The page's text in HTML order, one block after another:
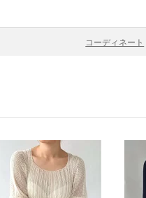
コーディネート